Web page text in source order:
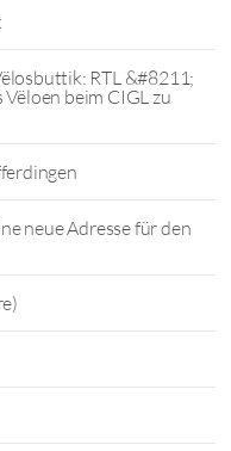
RTL &#8211;
beim CIGL zu
neue Adresse für den